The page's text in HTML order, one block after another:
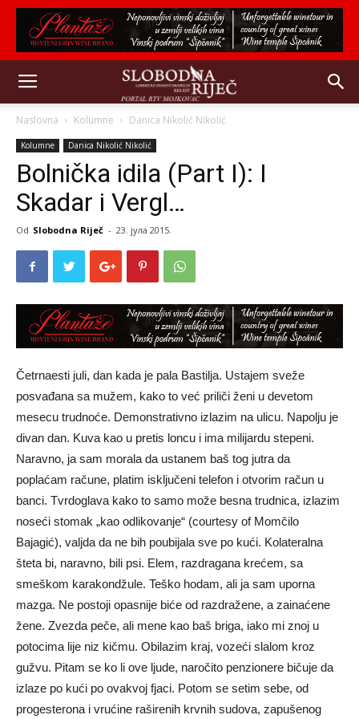
Naslovna Kolumne Danica Nikolić Nikolić
Kolumne Danica Nikolić Nikolić
Bolnička idila (Part I): I
Skadar i Vergl…
Od Slobodna Riječ - 23. јула 2015.
Četrnaesti juli, dan kada je pala Bastilja. Ustajem sveže
posvađana sa mužem, kako to već priliči ženi u devetom
mesecu trudnoće. Demonstrativno izlazim na ulicu. Napolju je
divan dan. Kuva kao u pretis loncu i ima milijardu stepeni.
Naravno, ja sam morala da ustanem baš tog jutra da
poplaćam račune, platim isključeni telefon i otvorim račun u
banci. Tvrdoglava kako to samo može besna trudnica, izlazim
noseći stomak „kao odlikovanje“ (courtesy of Momčilo
Bajagić), valjda da ne bih poubijala sve po kući. Kolateralna
šteta bi, naravno, bili psi. Elem, razdragana krećem, sa
smeškom karakondžule. Teško hodam, ali ja sam uporna
mazga. Ne postoji opasnije biće od razdražene, a zainaćene
žene. Zvezda peče, ali mene kao baš briga, iako mi znoj u
potocima lije niz kičmu. Obilazim kraj, vozeći slalom kroz
gužvu. Pitam se ko li ove ljude, naročito penzionere bičuje da
izlaze po kući po ovakvoj fjaci. Potom se setim sebe, od
progesterona i vrućine raširenih krvnih sudova, zapušenog